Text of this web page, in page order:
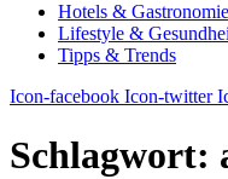
Hotels & Gastronomie
Lifestyle &
Tipps & Trends
Icon-facebook Icon-twitter
Schlagwort: